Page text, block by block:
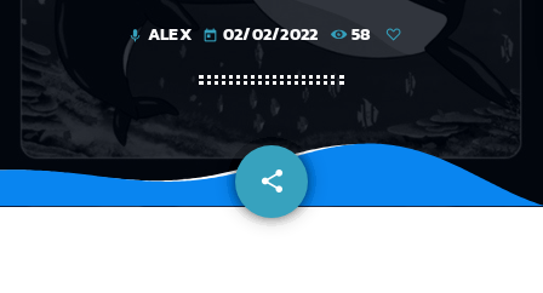
mic ALEX today 02/02/2022 58
share
email